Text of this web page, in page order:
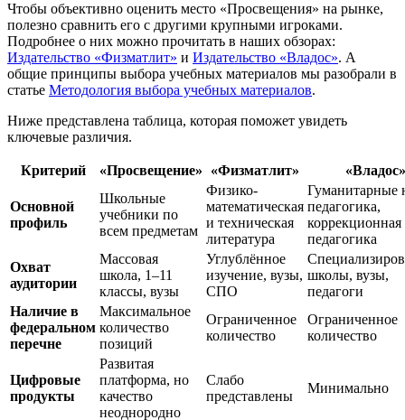
Чтобы объективно оценить место «Просвещения» на рынке,
полезно сравнить его с другими крупными игроками.
Подробнее о них можно прочитать в наших обзорах:
Издательство «Физматлит» и Издательство «Владос». А
общие принципы выбора учебных материалов мы разобрали в
статье Методология выбора учебных материалов.
Ниже представлена таблица, которая поможет увидеть
ключевые различия.
Критерий «Просвещение» «Физматлит» «Владос»
Основной
профиль
Школьные
учебники по
всем предметам
Физико-
математическая
и техническая
литература
Гуманитарные
педагогика,
коррекционная
педагогика
Охват
аудитории
Массовая
школа, 1–11
классы, вузы
Углублённое
изучение, вузы,
СПО
школы, вузы,
педагоги
Наличие в
федеральном
перечне
Максимальное
количество
позиций
Ограниченное
количество
Ограниченное
количество
Цифровые
продукты
Развитая
платформа, но
качество
неоднородно
Слабо
представлены
Минимально